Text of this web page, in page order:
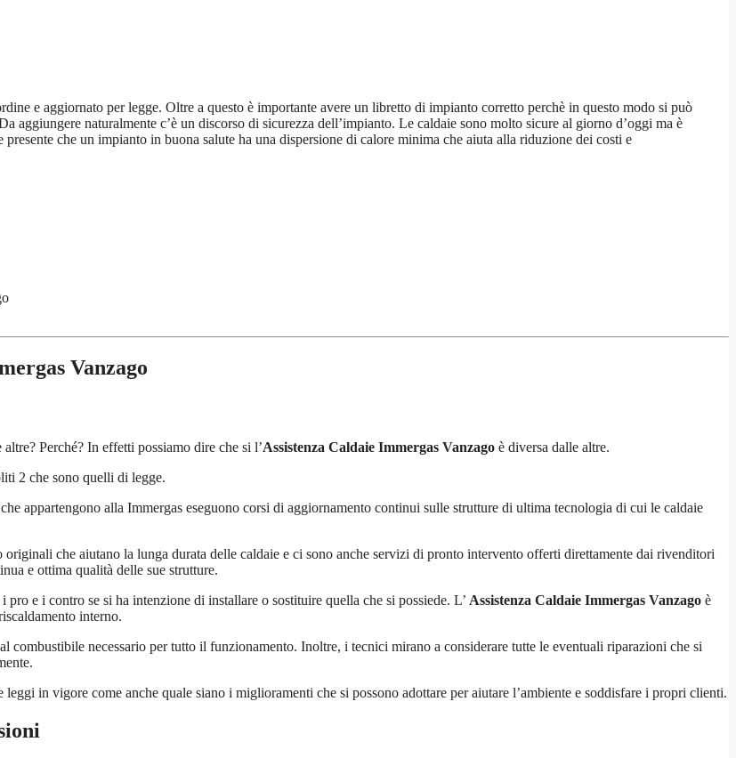
e aggiornato per legge. Oltre a questo è importante avere un libretto di impianto corretto perchè in questo modo si può
aggiungere naturalmente c’è un discorso di sicurezza dell’impianto. Le caldaie sono molto sicure al giorno d’oggi ma è
che un impianto in buona salute ha una dispersione di calore minima che aiuta alla riduzione dei costi e
Vanzago
Perché? In effetti possiamo dire che si l’Assistenza Caldaie Immergas Vanzago è diversa dalle altre.
2 che sono quelli di legge.
appartengono alla Immergas eseguono corsi di aggiornamento continui sulle strutture di ultima tecnologia di cui le caldaie
che aiutano la lunga durata delle caldaie e ci sono anche servizi di pronto intervento offerti direttamente dai rivenditori
e ottima qualità delle sue strutture.
e i contro se si ha intenzione di installare o sostituire quella che si possiede. L’ Assistenza Caldaie Immergas Vanzago è
interno.
combustibile necessario per tutto il funzionamento. Inoltre, i tecnici mirano a considerare tutte le eventuali riparazioni che si
leggi in vigore come anche quale siano i miglioramenti che si possono adottare per aiutare l’ambiente e soddisfare i propri clienti.